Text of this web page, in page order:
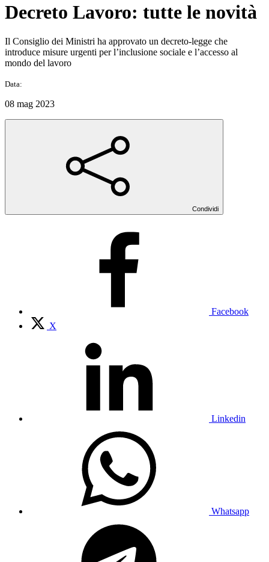
Decreto Lavoro: tutte le novità
Il Consiglio dei Ministri ha approvato un decreto-legge che
introduce misure urgenti per l’inclusione sociale e l’accesso al
mondo del lavoro
Data:
08 mag 2023
Condividi
Facebook
X
Linkedin
Whatsapp